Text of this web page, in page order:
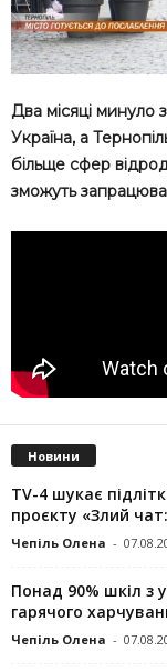
Два місяці минуло
Україна, а
більще сфер
зможуть
Новини
TV-4 шукає
проєкту «Злий
Чепіль Олена -
Понад 90% шкіл з
гарячого
Чепіль Олена -